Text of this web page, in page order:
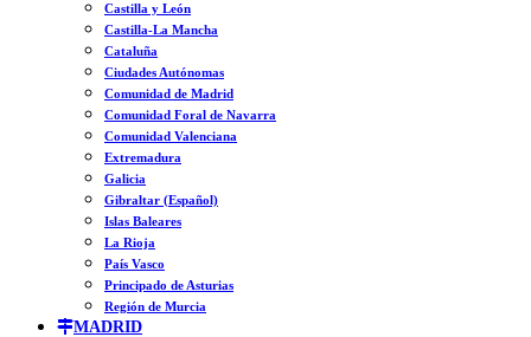
Castilla y León
Castilla-La Mancha
Cataluña
Ciudades Autónomas
Comunidad de Madrid
Comunidad Foral de Navarra
Comunidad Valenciana
Extremadura
Galicia
Gibraltar (Español)
Islas Baleares
La Rioja
País Vasco
Principado de Asturias
Región de Murcia
MADRID